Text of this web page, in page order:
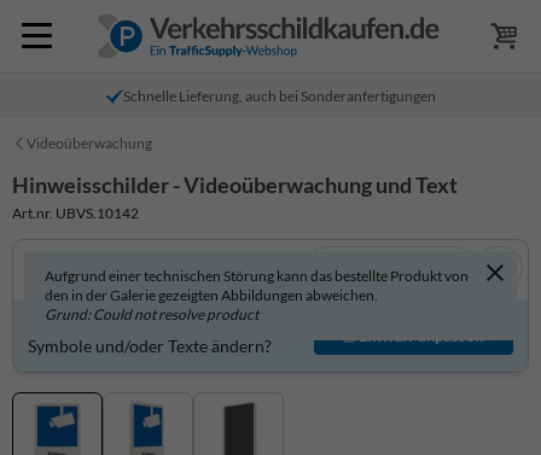
Schnelle Lieferung, auch bei Sonderanfertigungen
Videoüberwachung
Hinweisschilder - Videoüberwachung und Text
Art.nr. UBVS.10142
Aufgrund einer technischen Störung kann das bestellte Produkt von
den in der Galerie gezeigten Abbildungen abweichen.
Grund: Could not resolve product
In 3D anzeigen
Produkt individuell gestalten?
Symbole und/oder Texte ändern?
Entwurf anpassen